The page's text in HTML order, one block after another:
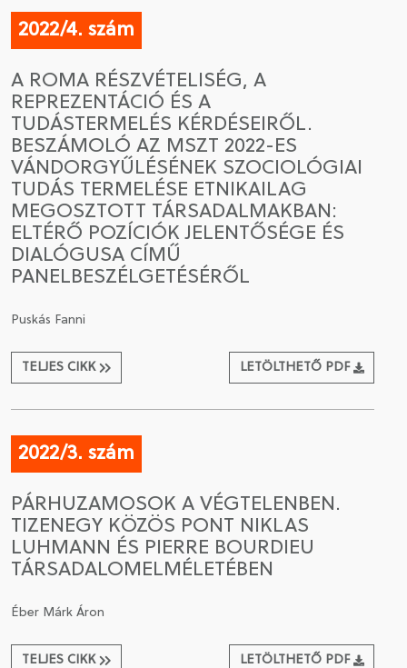
2022/4. szám
A ROMA RÉSZVÉTELISÉG, A
REPREZENTÁCIÓ ÉS A
TUDÁSTERMELÉS KÉRDÉSEIRŐL.
BESZÁMOLÓ AZ MSZT 2022-ES
VÁNDORGYŰLÉSÉNEK SZOCIOLÓGIAI
TUDÁS TERMELÉSE ETNIKAILAG
MEGOSZTOTT TÁRSADALMAKBAN:
ELTÉRŐ POZÍCIÓK JELENTŐSÉGE ÉS
DIALÓGUSA CÍMŰ
PANELBESZÉLGETÉSÉRŐL
Puskás Fanni
TELJES CIKK LETÖLTHETŐ PDF
2022/3. szám
PÁRHUZAMOSOK A VÉGTELENBEN.
TIZENEGY KÖZÖS PONT NIKLAS
LUHMANN ÉS PIERRE BOURDIEU
TÁRSADALOMELMÉLETÉBEN
Éber Márk Áron
TELJES CIKK LETÖLTHETŐ PDF